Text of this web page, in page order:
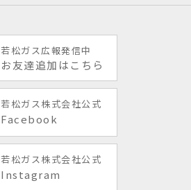
若松ガス広報発信中
お友達追加はこちら
若松ガス株式会社公式
Facebook
若松ガス株式会社公式
Instagram